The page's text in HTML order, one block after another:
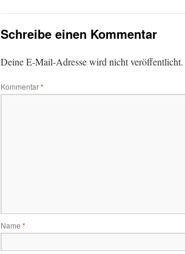
Schreibe einen Kommentar
Deine E-Mail-Adresse wird nicht veröffentlicht.
Kommentar*
Name *